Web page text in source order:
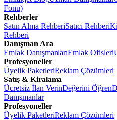
Fonu)
Rehberler
Satın Alma RehberiSatıcı Rehberi
Rehberi
Danışman Ara
Emlak DanışmanlarıEmlak Ofisleri
Profesyoneller
Üyelik PaketleriReklam Çözümleri
Satış & Kiralama
Ücretsiz İlan VerinDeğerini Öğren
Danışmanlar
Profesyoneller
Üyelik PaketleriReklam Çözümleri